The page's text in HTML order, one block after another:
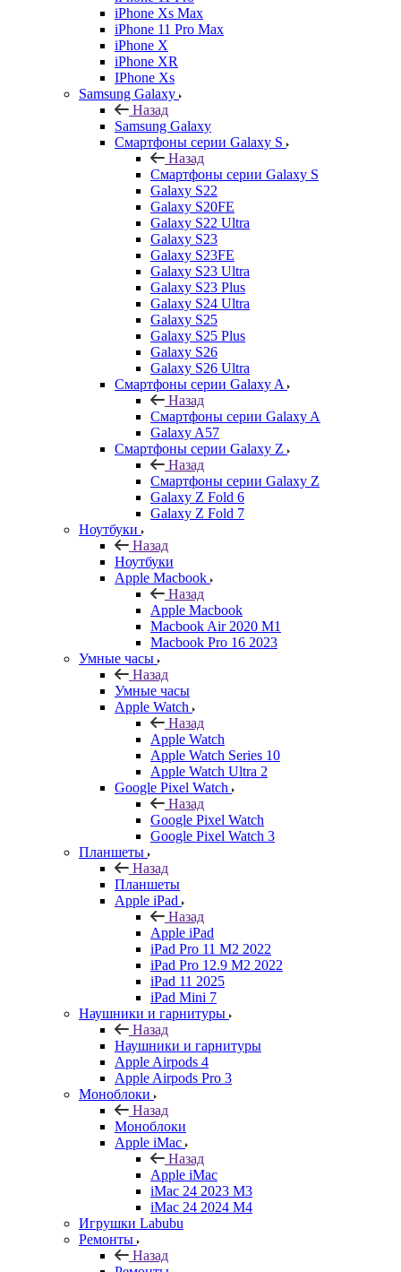
iPhone Xs Max
iPhone 11 Pro Max
iPhone X
iPhone XR
IPhone Xs
Samsung Galaxy
Назад
Samsung Galaxy
Смартфоны серии Galaxy S
Назад
Смартфоны серии Galaxy S
Galaxy S22
Galaxy S20FE
Galaxy S22 Ultra
Galaxy S23
Galaxy S23FE
Galaxy S23 Ultra
Galaxy S23 Plus
Galaxy S24 Ultra
Galaxy S25
Galaxy S25 Plus
Galaxy S26
Galaxy S26 Ultra
Смартфоны серии Galaxy A
Назад
Смартфоны серии Galaxy A
Galaxy A57
Смартфоны серии Galaxy Z
Назад
Смартфоны серии Galaxy Z
Galaxy Z Fold 6
Galaxy Z Fold 7
Ноутбуки
Назад
Ноутбуки
Apple Macbook
Назад
Apple Macbook
Macbook Air 2020 M1
Macbook Pro 16 2023
Умные часы
Назад
Умные часы
Apple Watch
Назад
Apple Watch
Apple Watch Series 10
Apple Watch Ultra 2
Google Pixel Watch
Назад
Google Pixel Watch
Google Pixel Watch 3
Планшеты
Назад
Планшеты
Apple iPad
Назад
Apple iPad
iPad Pro 11 M2 2022
iPad Pro 12.9 M2 2022
iPad 11 2025
iPad Mini 7
Наушники и гарнитуры
Назад
Наушники и гарнитуры
Apple Airpods 4
Apple Airpods Pro 3
Моноблоки
Назад
Моноблоки
Apple iMac
Назад
Apple iMac
iMac 24 2023 M3
iMac 24 2024 M4
Игрушки Labubu
Ремонты
Назад